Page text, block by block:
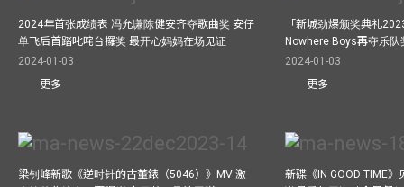
2024年首张成绩表 冯允谦陈健安齐夺歌曲奖 安仔
单飞后首踏叱咤台攞奖 最开心妈妈在场见证
2024-01-03
更多
「新城劲爆颁奖典礼
Nowhere Boys再夺乐
2024-01-03
更多
梁钊峰新歌《逆时针的古董錶（5046）》MV 激
新碟《IN GOOD TIME